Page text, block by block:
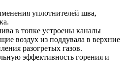
уплотнителей шва,
в топке устроены каналы
воздух из поддувала в верхние
разогретых газов.
эффективность горения и